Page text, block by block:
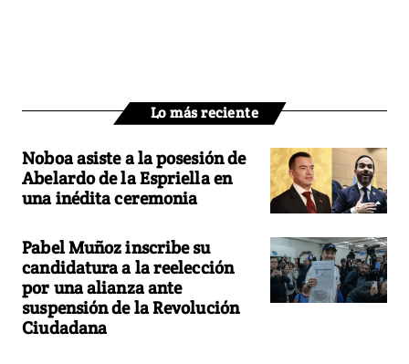
Lo más reciente
Noboa asiste a la posesión de
Abelardo de la Espriella en
una inédita ceremonia
Pabel Muñoz inscribe su
candidatura a la reelección
por una alianza ante
suspensión de la Revolución
Ciudadana